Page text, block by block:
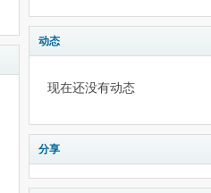
动态
现在还没有动态
分享